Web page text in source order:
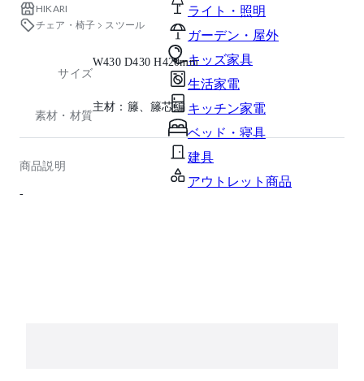
ライト・照明
ガーデン・屋外
キッズ家具
生活家電
キッチン家電
ベッド・寝具
建具
アウトレット商品
HIKARI
チェア・椅子
スツール
サイズ
W430 D430 H420mm
素材・材質
主材：籐、籐芯編
商品説明
-